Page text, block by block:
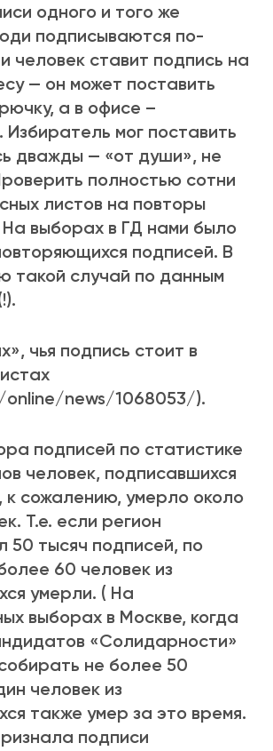
одного и того же
подписываются по-
человек ставит подпись на
— он может поставить
а в офисе –
мог поставить
дважды — «от души», не
полностью сотни
листов на повторы
На выборах в ГД нами было
подписей. В
такой случай по данным
чья подпись стоит в
news/1068053/).
подписей по статистике
человек, подписавшихся
к сожалению, умерло около
Т.е. если регион
50 тысяч подписей, по
60 человек из
умерли. ( На
выборах в Москве, когда
«Солидарности»
не более 50
человек из
также умер за это время.
подписи